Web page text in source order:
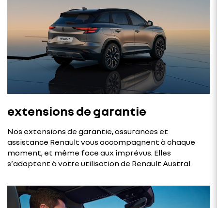
extensions de garantie
Nos extensions de garantie, assurances et
assistance Renault vous accompagnent à chaque
moment, et même face aux imprévus. Elles
s’adaptent à votre utilisation de Renault Austral.